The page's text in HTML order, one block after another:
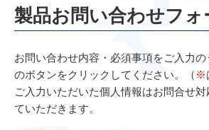
製品お問い合わせフォ
お問い合わせ内容・必須事項をご入力の
のボタンをクリックしてください。（ ※
ご入力いただいた個人情報はお問合せ
ていただきます。